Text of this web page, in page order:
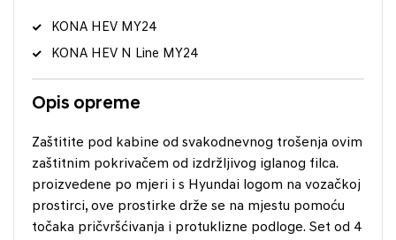
KONA HEV MY24
KONA HEV N Line MY24
Opis opreme
Zaštitite pod kabine od svakodnevnog trošenja ovim
zaštitnim pokrivačem od izdržljivog iglanog filca.
proizvedene po mjeri i s Hyundai logom na vozačkoj
prostirci, ove prostirke drže se na mjestu pomoću
točaka pričvršćivanja i protuklizne podloge. Set od 4